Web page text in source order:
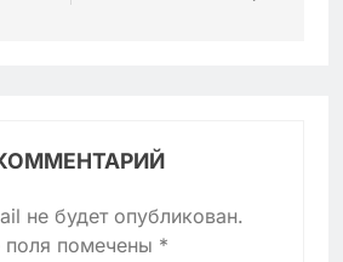
не будет опубликован.
поля помечены *